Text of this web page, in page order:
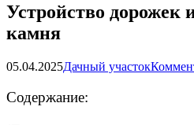
Устройство дорожек
камня
05.04.2025Дачный участок
Содержание: